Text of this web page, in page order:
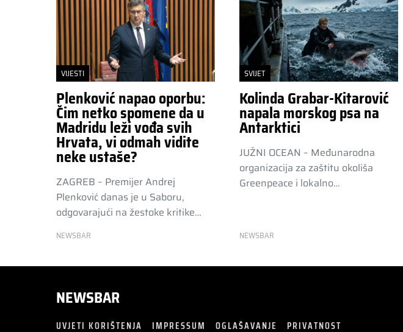
VIJESTI
Plenković napao oporbu:
Čim netko spomene da u
Madridu leži vođa svih
Hrvata, vi odmah vidite
neke ustaše?
ZAGREB – Premijer Andrej
Plenković danas je u Saboru,
odgovarajući na žestoke kritike…
NEWSBAR
SVIJET
Kolinda Grabar-Kitarović
napala morskog psa na
Antarktici
JUŽNI OCEAN – Međunarodna
organizacija za zaštitu okoliša
Greenpeace i lokalno…
NEWSBAR
NEWSBAR
UVJETI KORIŠTENJA IMPRESSUM OGLAŠAVANJE PRIVATNOST